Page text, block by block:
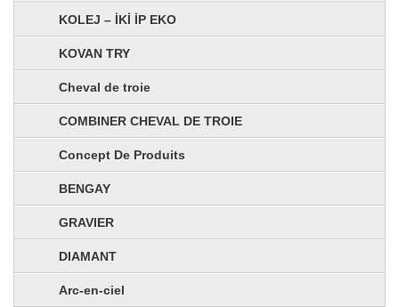
KOLEJ – İKİ İP EKO
KOVAN TRY
Cheval de troie
COMBINER CHEVAL DE TROIE
Concept De Produits
BENGAY
GRAVIER
DIAMANT
Arc-en-ciel